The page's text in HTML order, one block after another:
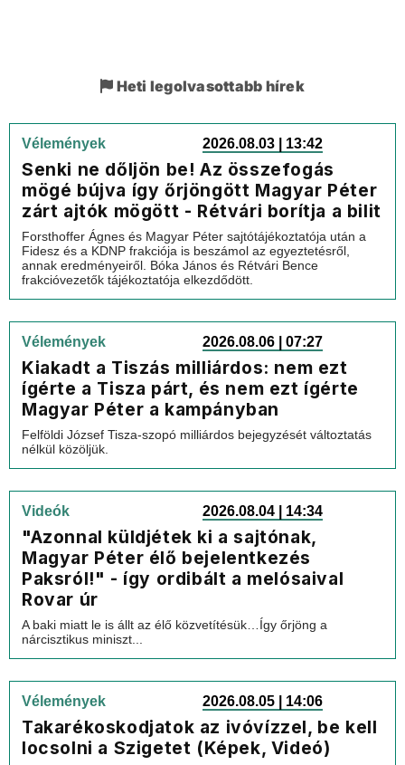
Heti legolvasottabb hírek
Vélemények 2026.08.03 | 13:42
Senki ne dőljön be! Az összefogás
mögé bújva így őrjöngött Magyar Péter
zárt ajtók mögött - Rétvári borítja a bilit
Forsthoffer Ágnes és Magyar Péter sajtótájékoztatója után a
Fidesz és a KDNP frakciója is beszámol az egyeztetésről,
annak eredményeiről. Bóka János és Rétvári Bence
frakcióvezetők tájékoztatója elkezdődött.
Vélemények 2026.08.06 | 07:27
Kiakadt a Tiszás milliárdos: nem ezt
ígérte a Tisza párt, és nem ezt ígérte
Magyar Péter a kampányban
Felföldi József Tisza-szopó milliárdos bejegyzését változtatás
nélkül közöljük.
Videók 2026.08.04 | 14:34
"Azonnal küldjétek ki a sajtónak,
Magyar Péter élő bejelentkezés
Paksról!" - így ordibált a melósaival
Rovar úr
A baki miatt le is állt az élő közvetítésük…Így őrjöng a
nárcisztikus miniszt...
Vélemények 2026.08.05 | 14:06
Takarékoskodjatok az ivóvízzel, be kell
locsolni a Szigetet (Képek, Videó)